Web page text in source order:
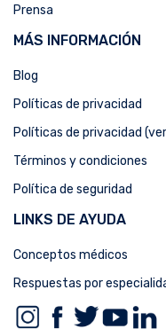
Prensa
MÁS INFORMACIÓN
Blog
Políticas de privacidad
Políticas de privacidad
Términos y condiciones
Política de seguridad
LINKS DE AYUDA
Conceptos médicos
Respuestas por